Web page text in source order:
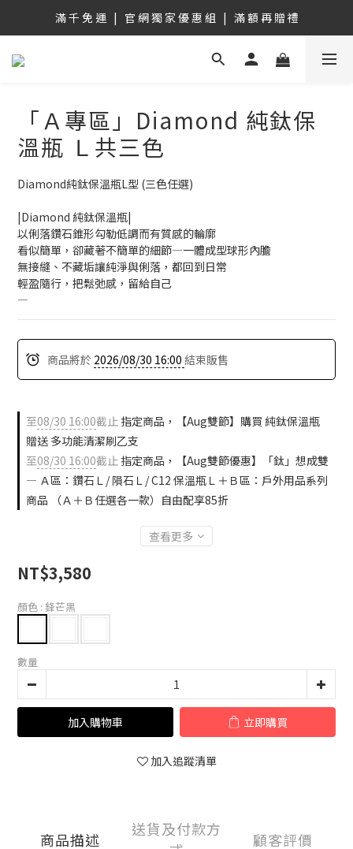
滿 千 免 運   |   官 網 獨 家 優 惠 組   |   滿 額 再 贈 禮
註冊新會員，享首購100購物金！ 立即註冊
滿 千 免 運   |   官 網 獨 家 優 惠 組   |   滿 額 再 贈 禮
「Ａ專區」Diamond 純鈦保
溫瓶 Ｌ共三色
Diamond純鈦保溫瓶L型 (三色任選)
|Diamond 純鈦保溫瓶|
以俐落鑽石錐形勾勒低調而有質感的輪廓
看似簡單，卻藏著不簡單的細節—一體成型球形內膽
無接縫、不藏垢讓純淨與俐落，都回到日常
輕盈隨行，把鬆弛感，留給自己
—
商品將於 2026/08/30 16:00 結束販售
至08/30 16:00截止 指定商品，【Aug雙節】購買 純鈦保溫瓶
贈送 多功能清潔刷乙支
至08/30 16:00截止 指定商品，【Aug雙節優惠】「鈦」想成雙
— Ａ區：鑽石Ｌ/ 隕石Ｌ/ C12 保溫瓶Ｌ＋Ｂ區：戶外用品系列
商品 （Ａ＋Ｂ任選各一款）自由配享85折
查看更多
NT$3,580
顏色 : 鋒芒黑
數量
加入購物車 立即購買
加入追蹤清單
商品描述
送貨及付款方
顧客評價